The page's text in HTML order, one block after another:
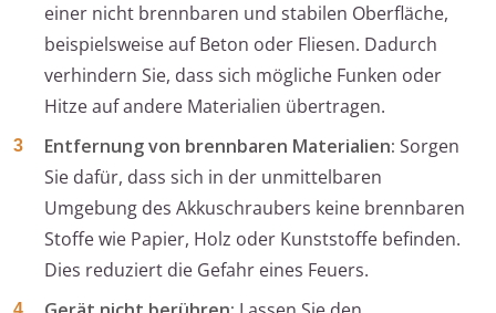
einer nicht brennbaren und stabilen Oberfläche,
beispielsweise auf Beton oder Fliesen. Dadurch
verhindern Sie, dass sich mögliche Funken oder
Hitze auf andere Materialien übertragen.
Entfernung von brennbaren Materialien: Sorgen
Sie dafür, dass sich in der unmittelbaren
Umgebung des Akkuschraubers keine brennbaren
Stoffe wie Papier, Holz oder Kunststoffe befinden.
Dies reduziert die Gefahr eines Feuers.